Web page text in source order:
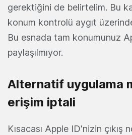
gerektiğini de belirtelim. Bu
konum kontrolü aygıt
Bu esnada tam konumunuz
paylaşılmıyor.
Alternatif uygulama
erişim iptali
Kısacası Apple ID'nizin çıkış